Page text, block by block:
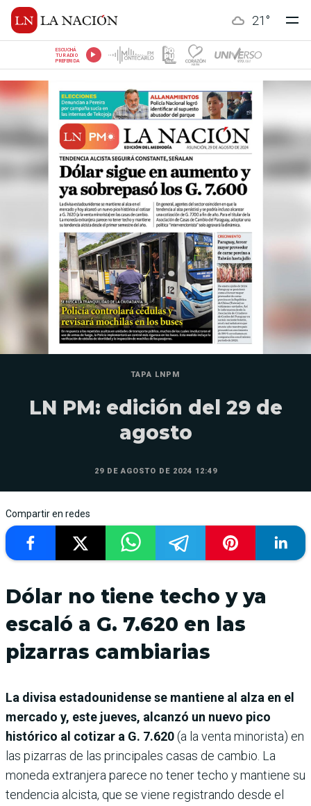
21 °
ESCUCHÁ
TU RADIO
PREFERIDA
TAPA LNPM
LN PM: edición del 29 de
agosto
29 DE AGOSTO DE 2024 12:49
Compartir en redes
Dólar no tiene techo y ya
escaló a G. 7.620 en las
pizarras cambiarias
La divisa estadounidense se mantiene al alza en el
mercado y, este jueves, alcanzó un nuevo pico
histórico al cotizar a G. 7.620(a la venta minorista) en
las pizarras de las principales casas de cambio. La
moneda extranjera parece no tener techo y mantiene su
tendencia alcista, que se viene registrando desde el